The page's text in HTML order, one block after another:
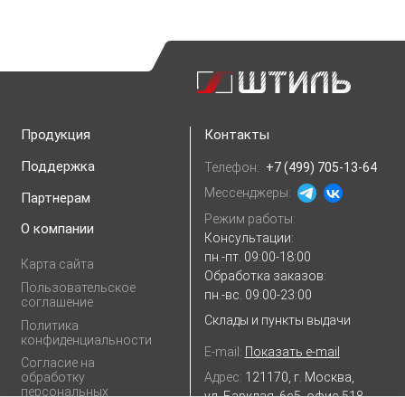
Продукция
Поддержка
Партнерам
О компании
Карта сайта
Пользовательское
соглашение
Политика
конфиденциальности
Согласие на
обработку
персональных
Контакты
Телефон: +7 (499) 705-13-64
Мессенджеры:
Режим работы:
Консультации:
пн.-пт. 09:00-18:00
Обработка заказов:
пн.-вс. 09:00-23:00
Склады и пункты выдачи
E-mail: Показать e-mail
Адрес: 121170, г. Москва,